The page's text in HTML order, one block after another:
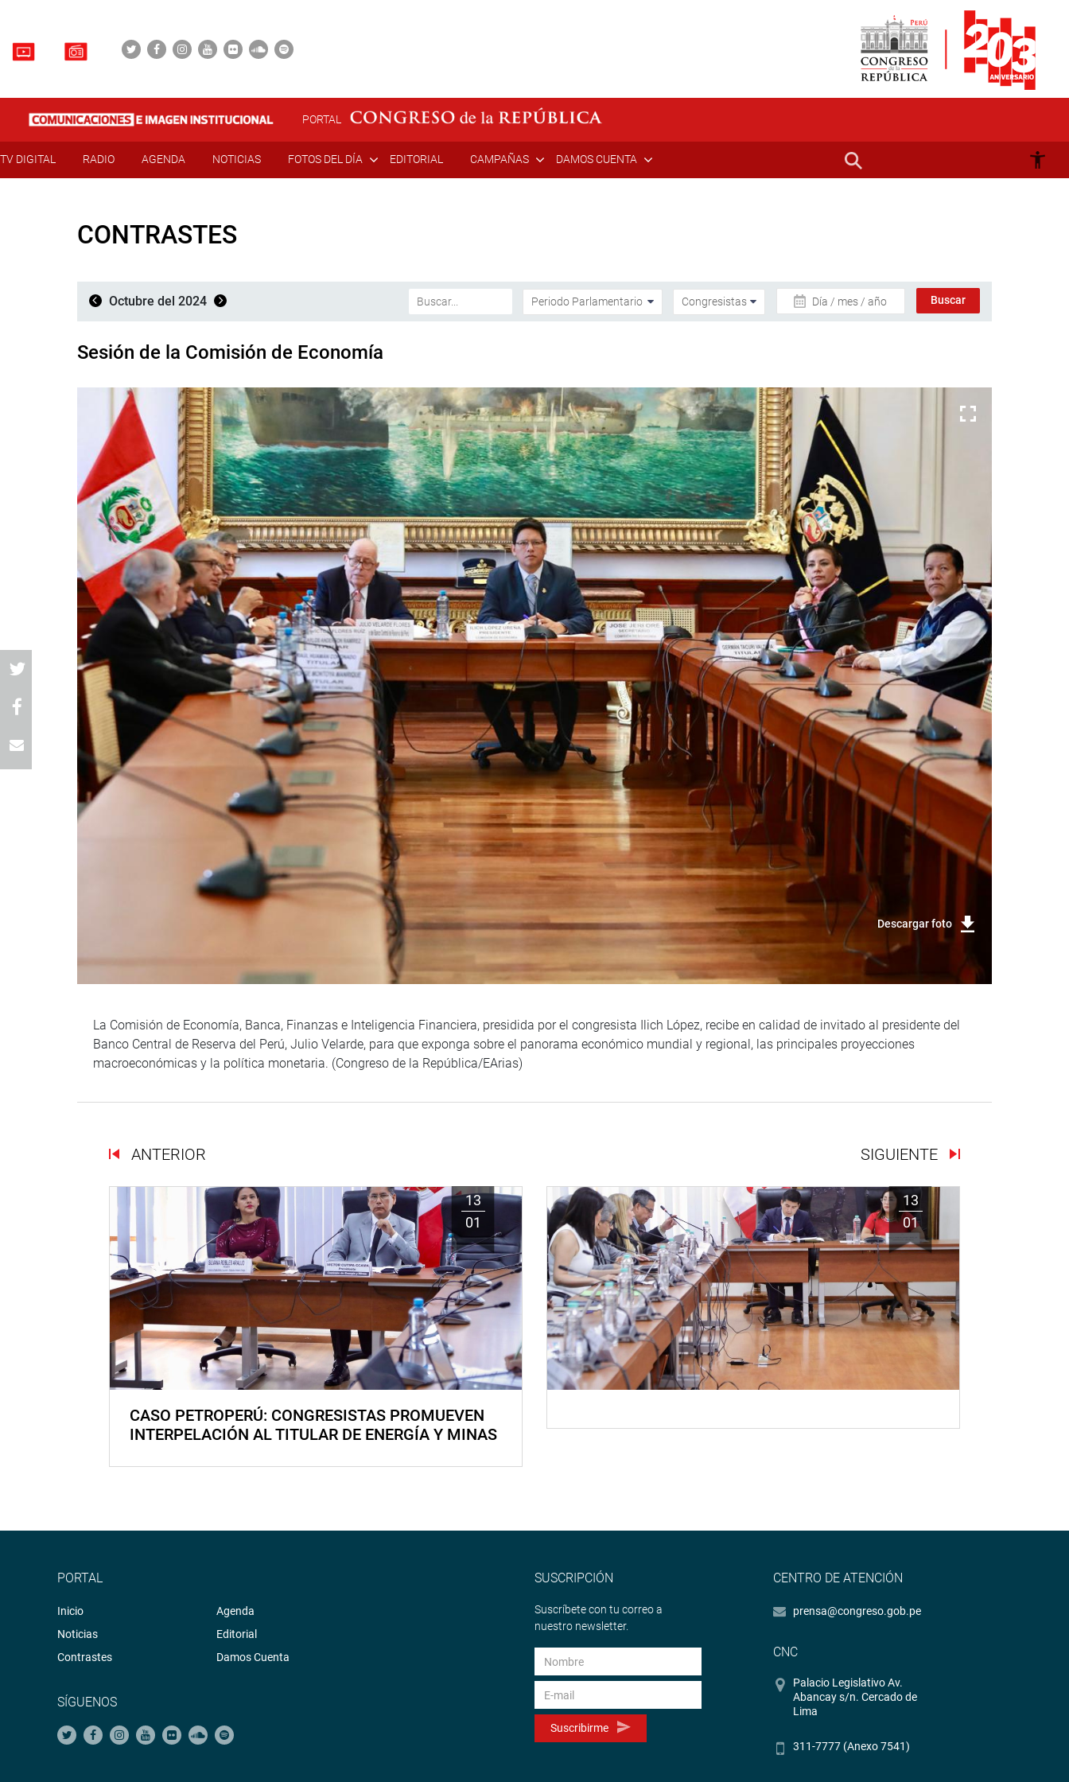
PORTAL
TV DIGITAL RADIO AGENDA NOTICIAS FOTOS DEL DÍA EDITORIAL CAMPAÑAS DAMOS CUENTA
CONTRASTES
Octubre del 2024 Día / mes / año
Sesión de la Comisión de Economía
Descargar foto
La Comisión de Economía, Banca, Finanzas e Inteligencia Financiera, presidida por el congresista Ilich López, recibe en calidad de invitado al presidente del
Banco Central de Reserva del Perú, Julio Velarde, para que exponga sobre el panorama económico mundial y regional, las principales proyecciones
macroeconómicas y la política monetaria. (Congreso de la República/EArias)
ANTERIOR SIGUIENTE
13
01
CASO PETROPERÚ: CONGRESISTAS PROMUEVEN
INTERPELACIÓN AL TITULAR DE ENERGÍA Y MINAS
13
01
PORTAL
Inicio
Noticias
Contrastes
Agenda
Editorial
Damos Cuenta
SÍGUENOS
SUSCRIPCIÓN
Suscríbete con tu correo a
nuestro newsletter.
Suscribirme
CENTRO DE ATENCIÓN
prensa@congreso.gob.pe
CNC
Palacio Legislativo Av.
Abancay s/n. Cercado de
Lima
311-7777 (Anexo 7541)